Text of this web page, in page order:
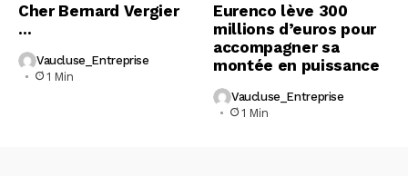
Cher Bernard Vergier
…
Vaucluse_Entreprise
1 Min
Eurenco lève 300
millions d’euros pour
accompagner sa
montée en puissance
Vaucluse_Entreprise
1 Min